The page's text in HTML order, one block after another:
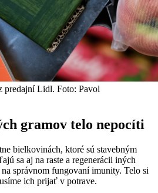
predajní Lidl. Foto: Pavol
gramov telo nepocíti
bielkovinách, ktoré sú stavebným
sa aj na raste a regenerácii iných
správnom fungovaní imunity. Telo si
ich prijať v potrave.